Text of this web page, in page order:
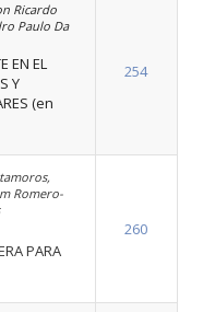
Ricardo
Paulo Da
EN EL
Y
(en
254
Romero-
PARA
260